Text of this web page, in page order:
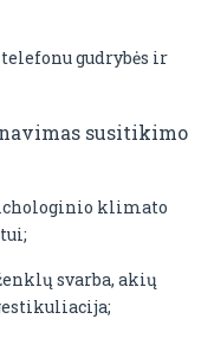
gudrybės ir
susitikimo
klimato
svarba, akių